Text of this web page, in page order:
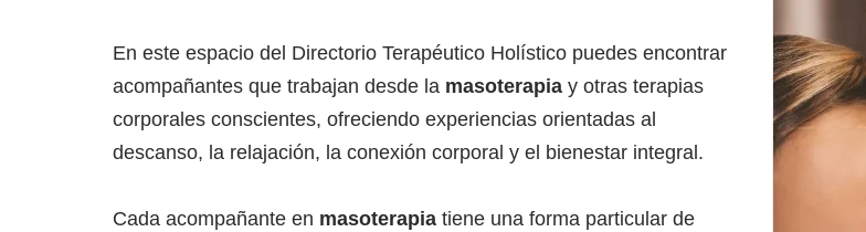
En este espacio del Directorio Terapéutico Holístico puedes encontrar
acompañantes que trabajan desde la masoterapia y otras terapias
corporales conscientes, ofreciendo experiencias orientadas al
descanso, la relajación, la conexión corporal y el bienestar integral.
Cada acompañante en masoterapia tiene una forma particular de